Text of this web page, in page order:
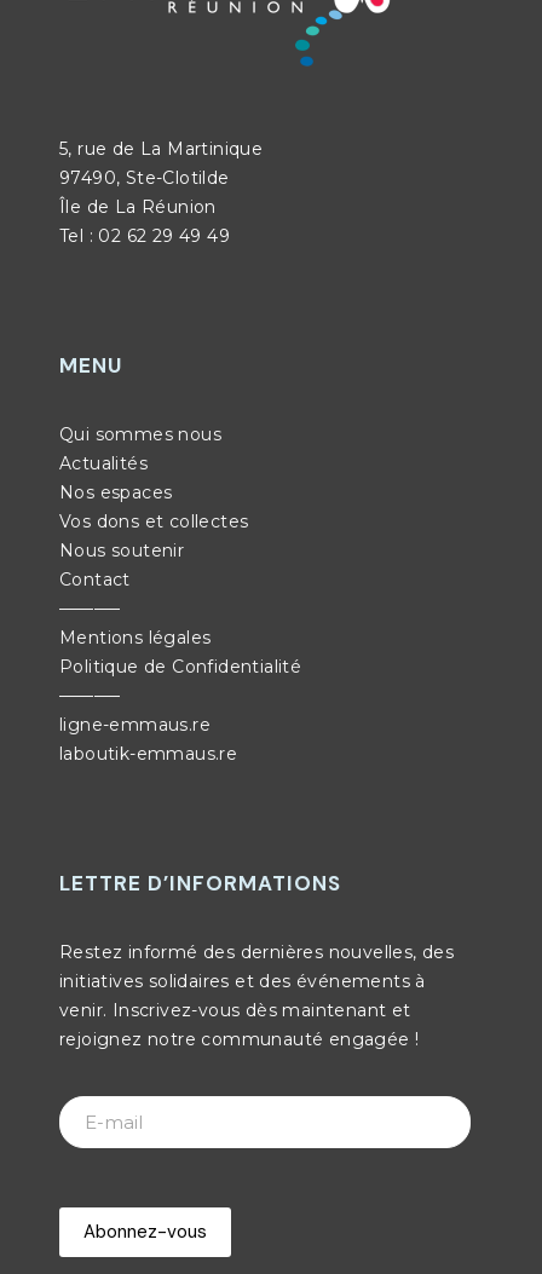
5, rue de La Martinique
97490, Ste-Clotilde
Île de La Réunion
Tel : 02 62 29 49 49
MENU
Qui sommes nous
Actualités
Nos espaces
Vos dons et collectes
Nous soutenir
Contact
———–
Mentions légales
Politique de Confidentialité
———–
ligne-emmaus.re
laboutik-emmaus.re
LETTRE D’INFORMATIONS
Restez informé des dernières nouvelles, des
initiatives solidaires et des événements à
venir. Inscrivez-vous dès maintenant et
rejoignez notre communauté engagée !